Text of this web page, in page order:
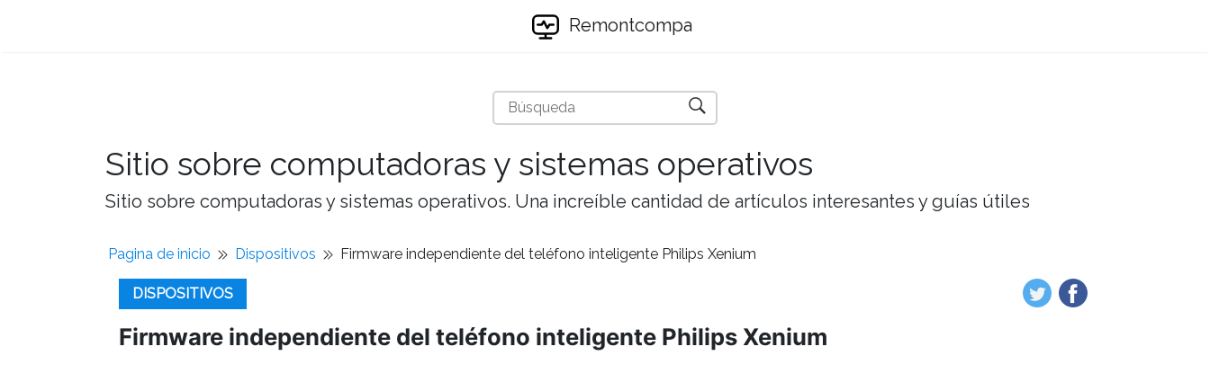
Remontcompa
Sitio sobre computadoras y sistemas operativos
Sitio sobre computadoras y sistemas operativos. Una increíble cantidad de artículos interesantes y guías útiles
Pagina de inicio Dispositivos Firmware independiente del teléfono inteligente Philips Xenium
DISPOSITIVOS
Firmware independiente del teléfono inteligente Philips Xenium